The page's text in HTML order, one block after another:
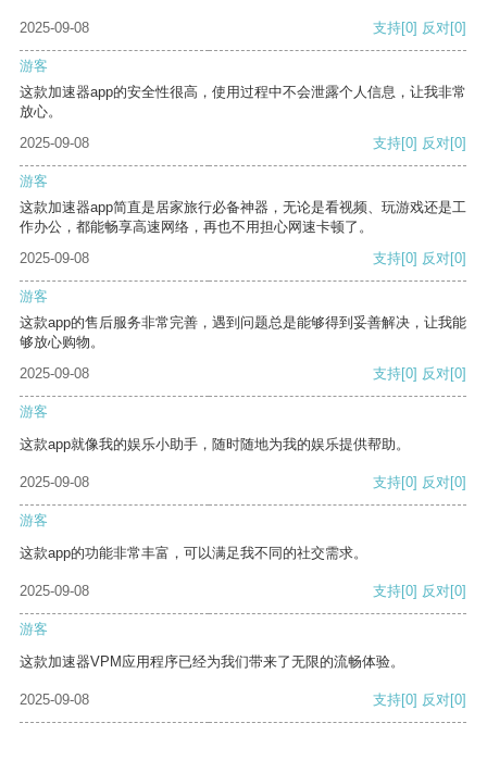
2025-09-08 支持[0] 反对[0]
游客
这款加速器app的安全性很高，使用过程中不会泄露个人信息，让我非常
放心。
2025-09-08
支持[0] 反对[0]
游客
这款加速器app简直是居家旅行必备神器，无论是看视频、玩游戏还是工
作办公，都能畅享高速网络，再也不用担心网速卡顿了。
2025-09-08
支持[0] 反对[0]
游客
这款app的售后服务非常完善，遇到问题总是能够得到妥善解决，让我能
够放心购物。
2025-09-08
支持[0] 反对[0]
游客
这款app就像我的娱乐小助手，随时随地为我的娱乐提供帮助。
2025-09-08 支持[0] 反对[0]
游客
这款app的功能非常丰富，可以满足我不同的社交需求。
2025-09-08 支持[0] 反对[0]
游客
这款加速器VPM应用程序已经为我们带来了无限的流畅体验。
2025-09-08 支持[0] 反对[0]